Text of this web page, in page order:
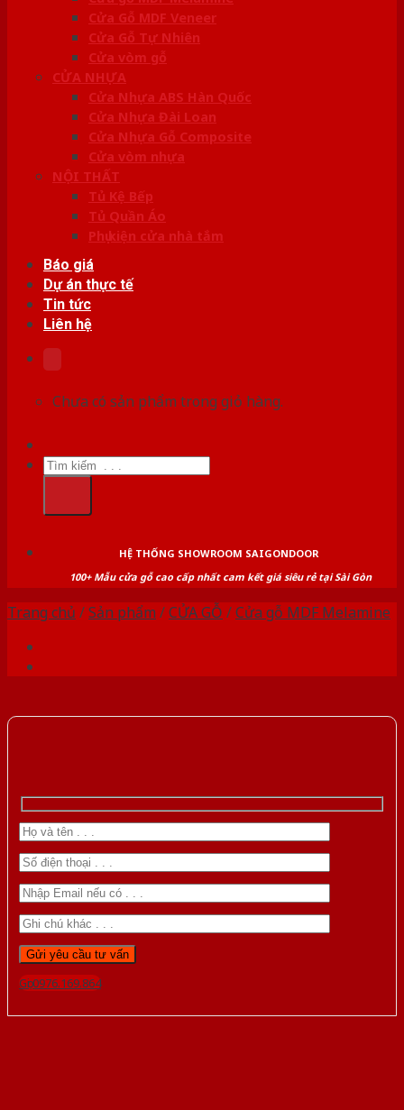
Cửa Gỗ MDF Veneer
Cửa Gỗ Tự Nhiên
Cửa vòm gỗ
CỬA NHỰA
Cửa Nhựa ABS Hàn Quốc
Cửa Nhựa Đài Loan
Cửa Nhựa Gỗ Composite
Cửa vòm nhựa
NỘI THẤT
Tủ Kệ Bếp
Tủ Quần Áo
Phụ kiện cửa nhà tắm
Báo giá
Dự án thực tế
Tin tức
Liên hệ
Chưa có sản phẩm trong giỏ hàng.
Tìm
kiếm:
HỆ THỐNG SHOWROOM SAIGONDOOR
100+ Mẫu cửa gỗ cao cấp nhất cam kết giá siêu rẻ tại Sài Gòn
Trang chủ /Sản phẩm /CỬA GỖ /Cửa gỗ MDF Melamine
Gọi 0976.169.864